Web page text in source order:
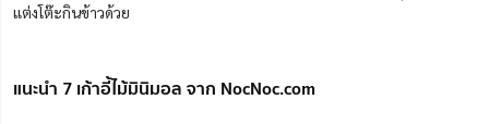
แต่งโต๊ะกินข้าวด้วย
แนะนำ 7 เก้าอี้ไม้มินิมอล จาก NocNoc.com